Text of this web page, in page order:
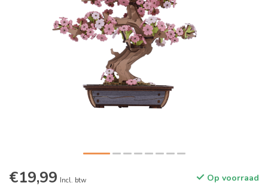
€19,99 Incl. btw Op voorraad